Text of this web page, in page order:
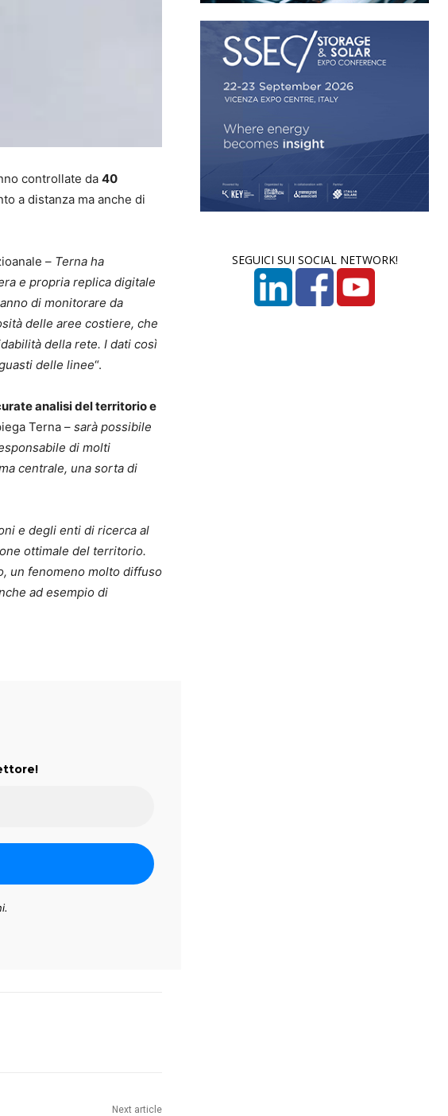
controllate da 40
a distanza ma anche di
– Terna ha
e propria replica digitale
di monitorare da
delle aree costiere, che
della rete. I dati così
delle linee“.
analisi del territorio e
Terna – sarà possibile
di molti
centrale, una sorta di
e degli enti di ricerca al
ottimale del territorio.
un fenomeno molto diffuso
ad esempio di
Next article
SEGUICI SUI SOCIAL NETWORK!